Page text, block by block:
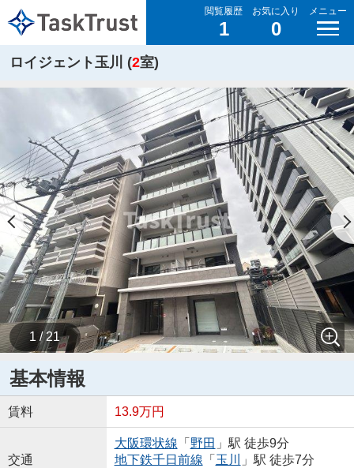
閲覧履歴
1
お気に入り
0
メニュー
ロイジェント玉川 (2室)
1 / 21
基本情報
賃料 13.9万円
交通
大阪環状線 「 野田 」駅 徒歩9分
地下鉄千日前線 「 玉川
」駅 徒歩7分